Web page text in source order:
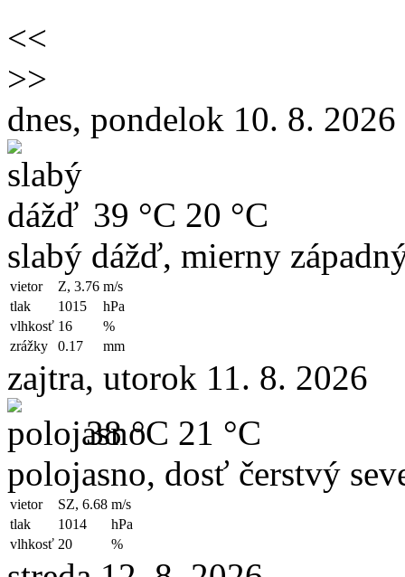
<<
>>
dnes, pondelok 10. 8. 2026
39 °C 20 °C
slabý dážď, mierny
vietor Z, 3.76 m/s
tlak
1015
hPa
vlhkosť 16
%
zrážky
0.17 mm
zajtra, utorok 11. 8. 2026
38 °C 21 °C
polojasno, dosť čerstvý
vietor SZ, 6.68 m/s
tlak
1014
hPa
vlhkosť 20 %